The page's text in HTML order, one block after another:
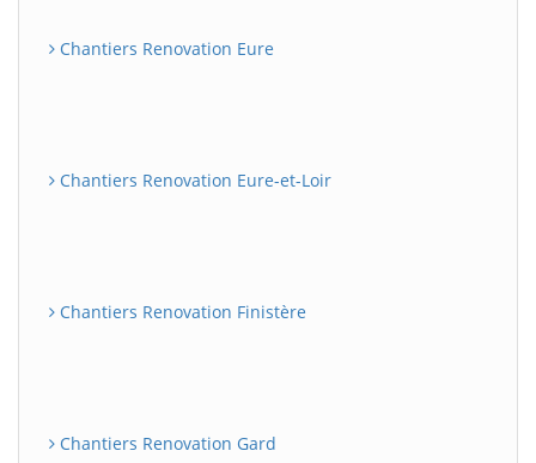
Chantiers Renovation Eure
Chantiers Renovation Eure-et-Loir
Chantiers Renovation Finistère
Chantiers Renovation Gard